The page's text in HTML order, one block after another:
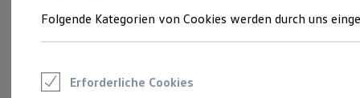
Junge Gebrauchtwagen und Gebrauchtwagen
Saisonangebote
Folgende Kategorien von Cookies werden durch uns
Erforderliche Cookies